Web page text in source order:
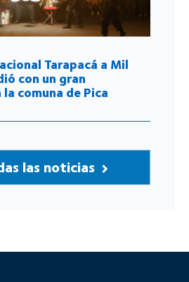
Tarapacá a Mil
con un gran
comuna de Pica
las noticias